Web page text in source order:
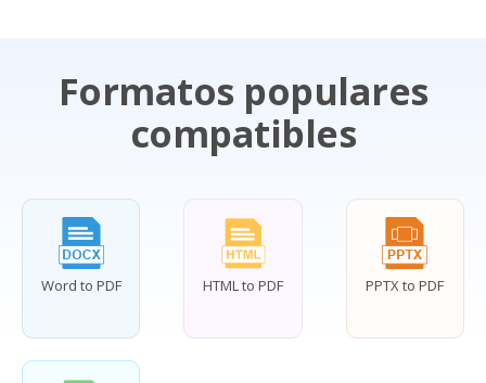
Formatos populares
compatibles
Word to PDF HTML to PDF PPTX to PDF